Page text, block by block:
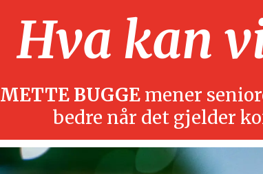
Hva kan
METTE BUGGEmener
bedre når det gjelder